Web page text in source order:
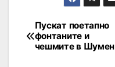
Пускат поетапно
фонтаните и
чешмите в Шумен